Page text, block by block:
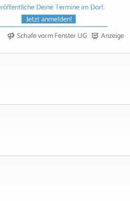
Schafe vorm Fenster UG Anzeige